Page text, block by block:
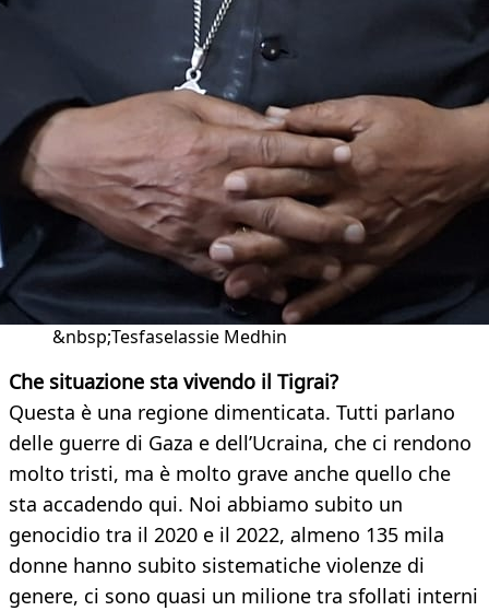
&nbsp;Tesfaselassie Medhin
Che situazione sta vivendo il Tigrai?
Questa è una regione dimenticata. Tutti parlano
delle guerre di Gaza e dell’Ucraina, che ci rendono
molto tristi, ma è molto grave anche quello che
sta accadendo qui. Noi abbiamo subito un
genocidio tra il 2020 e il 2022, almeno 135 mila
donne hanno subito sistematiche violenze di
genere, ci sono quasi un milione tra sfollati interni